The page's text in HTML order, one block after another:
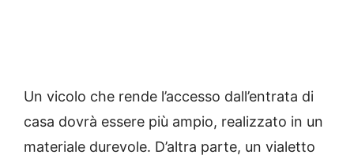
Un vicolo che rende l’accesso dall’entrata di
casa dovrà essere più ampio, realizzato in un
materiale durevole. D’altra parte, un vialetto